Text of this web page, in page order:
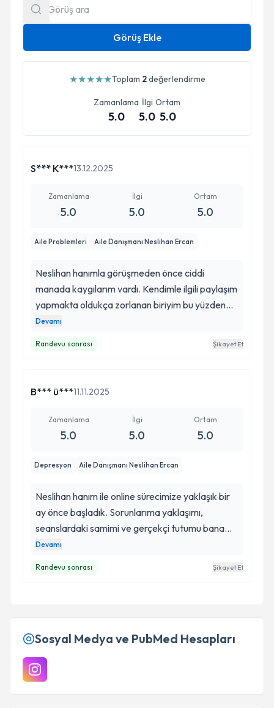
Görüş Ekle
★★★★★Toplam 2değerlendirme
Zamanlama
5.0
İlgi
5.0
Ortam
5.0
S*** K***13.12.2025
Zamanlama
5.0
İlgi
5.0
Ortam
5.0
Aile Problemleri Aile Danışmanı Neslihan Ercan
Neslihan hanımla görüşmeden önce ciddi
manada kaygılarım vardı. Kendimle ilgili paylaşım
yapmakta oldukça zorlanan biriyim bu yüzden
çevremdende çok şikayet duyuyorum bu
Devamı
Randevu sonrası Şikayet Et
B*** ü***11.11.2025
Zamanlama
5.0
İlgi
5.0
Ortam
5.0
Depresyon Aile Danışmanı Neslihan Ercan
Neslihan hanım ile online sürecimize yaklaşık bir
ay önce başladık. Sorunlarıma yaklaşımı,
seanslardaki samimi ve gerçekçi tutumu bana
kendimi çok iyi hissettirdi. Problemlerime farklı
Devamı
Randevu sonrası Şikayet Et
Sosyal Medya ve PubMed Hesapları